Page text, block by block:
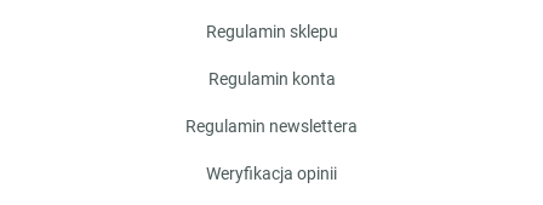
regulamin sklepu
regulamin konta
regulamin newslettera
weryfikacja opinii